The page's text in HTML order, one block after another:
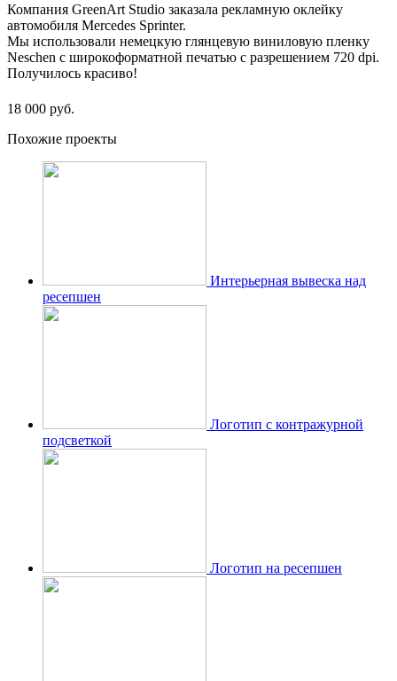
Компания GreenArt Studio заказала рекламную оклейку
автомобиля Mercedes Sprinter.
Мы использовали немецкую глянцевую виниловую пленку
Neschen с широкоформатной печатью с разрешением 720 dpi.
Получилось красиво!
18 000 руб.
Похожие проекты
Интерьерная вывеска над
ресепшен
Логотип с контражурной
подсветкой
Логотип на ресепшен